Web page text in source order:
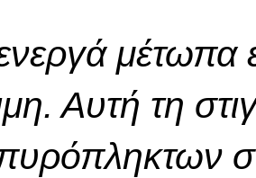
μέτωπα
Αυτή τη